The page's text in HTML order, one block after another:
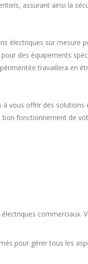
assurant ainsi la
électriques sur mesure
des équipements
travaillera en
vous offrir des solutions
fonctionnement de
commerciaux.
pour gérer tous les